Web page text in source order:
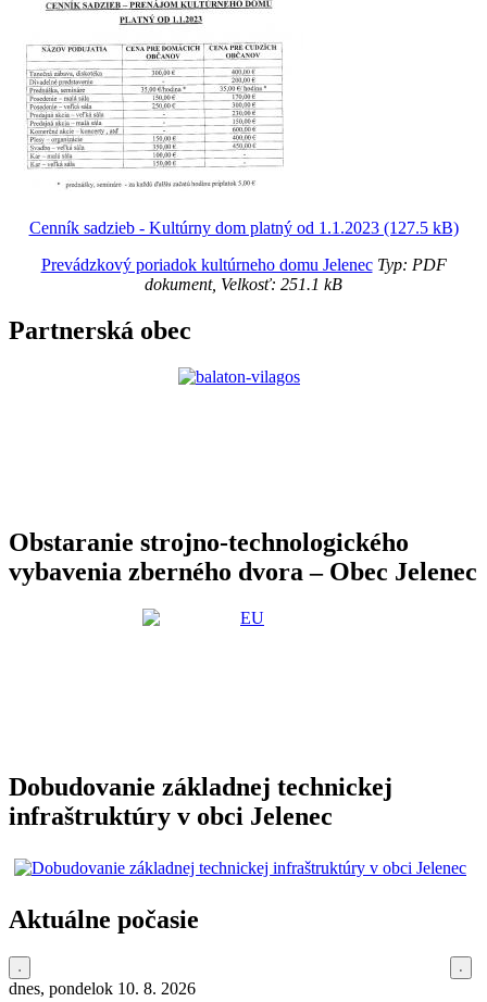
Cenník sadzieb - Kultúrny dom platný od 1.1.2023 (127.5 kB)
Prevádzkový poriadok kultúrneho domu JelenecTyp: PDF
dokument, Velkosť: 251.1 kB
Partnerská obec
Obstaranie strojno-technologického
vybavenia zberného dvora – Obec Jelenec
Dobudovanie základnej technickej
infraštruktúry v obci Jelenec
Aktuálne počasie
dnes, pondelok 10. 8. 2026